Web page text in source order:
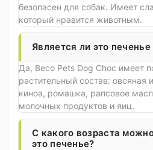
безопасен для собак. Имеет
который нравится животным.
Является ли это
Да, Beco Pets Dog Choc имеет
растительный состав:
киноа, ромашка, рапсовое
молочных продуктов и яиц.
С какого возраста
это печенье?